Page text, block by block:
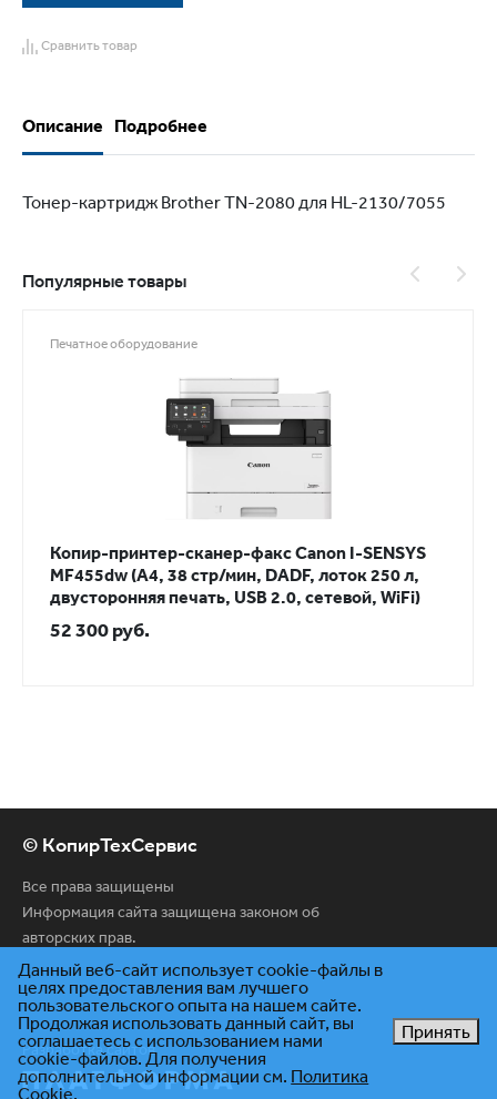
Сравнить товар
Описание Подробнее
Тонер-картридж Brother TN-2080 для HL-2130/7055
Популярные товары
Печатное оборудование
Копир-принтер-сканер-факс Canon I-SENSYS
MF455dw (A4, 38 стр/мин, DADF, лоток 250 л,
двусторонняя печать, USB 2.0, сетевой, WiFi)
52 300 руб.
© КопирТехСервис
Все права защищены
Информация сайта защищена законом об
авторских прав.
Разработка сайтов
Данный веб-сайт использует cookie-файлы в
целях предоставления вам лучшего
пользовательского опыта на нашем сайте.
Продолжая использовать данный сайт, вы
соглашаетесь с использованием нами
cookie-файлов. Для получения
дополнительной информации см. Политика
Cookie.
Принять